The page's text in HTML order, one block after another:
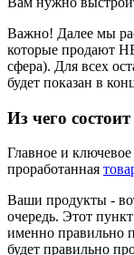
Важно! Далее мы
которые продают
сфера). Для всех
будет показан в
Из чего состоит
Главное и
проработанная
Ваши продукты -
очередь. Этот
именно правильно
будет правильно